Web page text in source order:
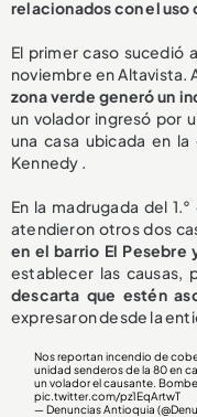
relacionados con el uso
El primer caso sucedió
noviembre en Altavista.
zona verde generó un
un volador ingresó por
una casa ubicada en
Kennedy .
En la madrugada del
atendieron otros dos
en el barrio El Pesebre
establecer las causas,
descarta que estén
expresaron desde la
Nos reportan incendio de
unidad senderos de la 80 en
un volador el causante.
pic.twitter.com/pz1EqArtwT
— Denuncias Antioquia